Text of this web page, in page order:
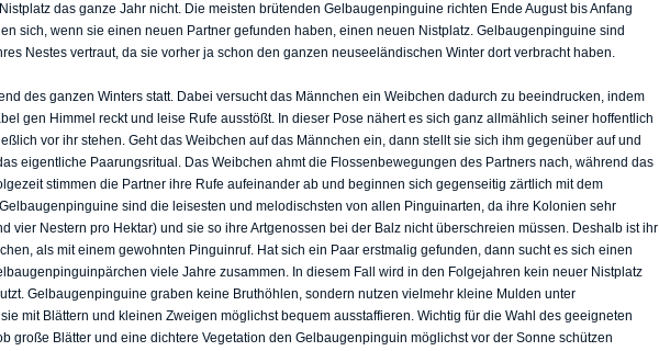
das ganze Jahr nicht. Die meisten brütenden Gelbaugenpinguine richten Ende August bis Anfang
sich, wenn sie einen neuen Partner gefunden haben, einen neuen Nistplatz. Gelbaugenpinguine sind
Nestes vertraut, da sie vorher ja schon den ganzen neuseeländischen Winter dort verbracht haben.
des ganzen Winters statt. Dabei versucht das Männchen ein Weibchen dadurch zu beeindrucken, indem
gen Himmel reckt und leise Rufe ausstößt. In dieser Pose nähert es sich ganz allmählich seiner hoffentlich
vor ihr stehen. Geht das Weibchen auf das Männchen ein, dann stellt sie sich ihm gegenüber auf und
eigentliche Paarungsritual. Das Weibchen ahmt die Flossenbewegungen des Partners nach, während das
stimmen die Partner ihre Rufe aufeinander ab und beginnen sich gegenseitig zärtlich mit dem
sind die leisesten und melodischsten von allen Pinguinarten, da ihre Kolonien sehr
vier Nestern pro Hektar) und sie so ihre Artgenossen bei der Balz nicht überschreien müssen. Deshalb ist ihr
als mit einem gewohnten Pinguinruf. Hat sich ein Paar erstmalig gefunden, dann sucht es sich einen
viele Jahre zusammen. In diesem Fall wird in den Folgejahren kein neuer Nistplatz
Gelbaugenpinguine graben keine Bruthöhlen, sondern nutzen vielmehr kleine Mulden unter
mit Blättern und kleinen Zweigen möglichst bequem ausstaffieren. Wichtig für die Wahl des geeigneten
große Blätter und eine dichtere Vegetation den Gelbaugenpinguin möglichst vor der Sonne schützen